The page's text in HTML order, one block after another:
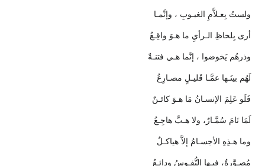
ولستُ بِعـلاَّمِ الغيـوبِ ، وإنَّمـا
أرى بِلحاظِ الـرأيِ ما هـوَ واقِـعُ
وذرهُم يَخوضوا ، إنَّما هـي فتنـةٌ
لَهُم بينَـها عمَّـا قَليـلٍ مصـارِعُ
فَلَو عَلِمَ الإنسـانُ مَا هـوَ كائـنٌ
لَمَا نَامَ سُمَّـارٌ، ولا هـبَّ هاجِـعُ
وما هـذِهِ الأجسـامُ إلاَّ هياكـلٌ
مُصـوَّرةٌ، فيـها النُّفـوسُ ودائـعُ